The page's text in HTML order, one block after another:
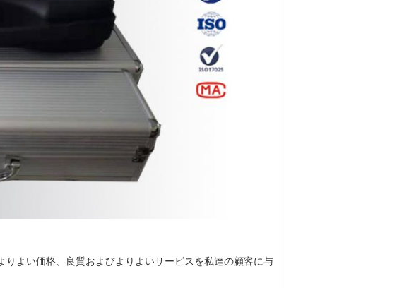
よい価格、良質およびよりよいサービスを私達の顧客に与